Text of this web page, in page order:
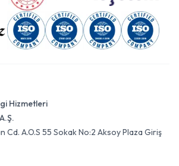
Hizmetleri
Cd. A.O.S 55 Sokak No:2 Aksoy Plaza Giriş